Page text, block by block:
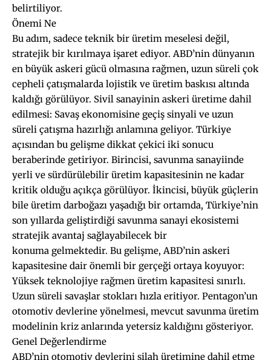
belirtiliyor.
Önemi Ne
Bu adım, sadece teknik bir üretim meselesi değil,
stratejik bir kırılmaya işaret ediyor. ABD’nin dünyanın
en büyük askeri gücü olmasına rağmen, uzun süreli çok
cepheli çatışmalarda lojistik ve üretim baskısı altında
kaldığı görülüyor. Sivil sanayinin askeri üretime dahil
edilmesi: Savaş ekonomisine geçiş sinyali ve uzun
süreli çatışma hazırlığı anlamına geliyor. Türkiye
açısından bu gelişme dikkat çekici iki sonucu
beraberinde getiriyor. Birincisi, savunma sanayiinde
yerli ve sürdürülebilir üretim kapasitesinin ne kadar
kritik olduğu açıkça görülüyor. İkincisi, büyük güçlerin
bile üretim darboğazı yaşadığı bir ortamda, Türkiye’nin
son yıllarda geliştirdiği savunma sanayi ekosistemi
stratejik avantaj sağlayabilecek bir
konuma gelmektedir. Bu gelişme, ABD’nin askeri
kapasitesine dair önemli bir gerçeği ortaya koyuyor:
Yüksek teknolojiye rağmen üretim kapasitesi sınırlı.
Uzun süreli savaşlar stokları hızla eritiyor. Pentagon’un
otomotiv devlerine yönelmesi, mevcut savunma üretim
modelinin kriz anlarında yetersiz kaldığını gösteriyor.
Genel Değerlendirme
ABD’nin otomotiv devlerini silah üretimine dahil etme